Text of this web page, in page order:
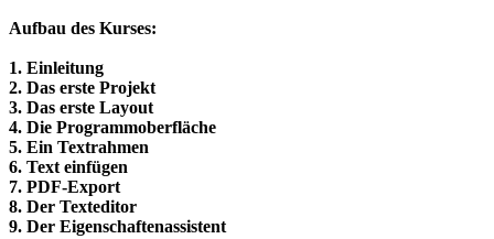
Aufbau des Kurses:
1. Einleitung
2. Das erste Projekt
3. Das erste Layout
4. Die Programmoberfläche
5. Ein Textrahmen
6. Text einfügen
7. PDF-Export
8. Der Texteditor
9. Der Eigenschaftenassistent